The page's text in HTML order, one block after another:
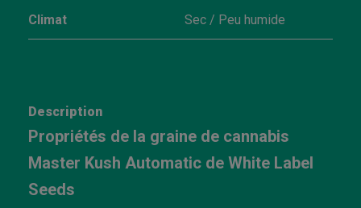
Climat Sec / Peu humide
Description
Propriétés de la graine de cannabis
Master Kush Automatic de White Label
Seeds